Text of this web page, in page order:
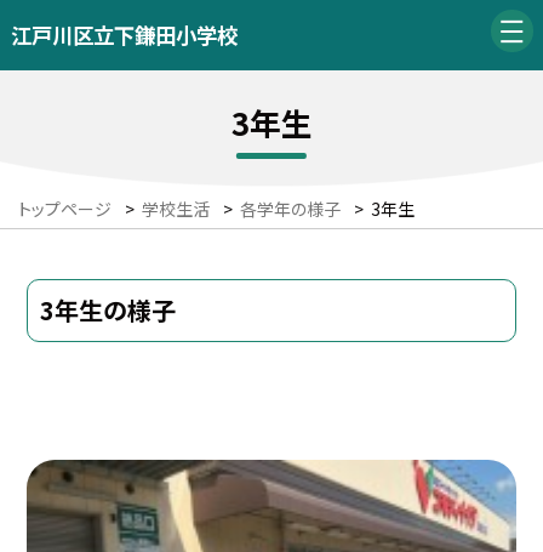
江戸川区立下鎌田小学校
3年生
トップページ > 学校生活 > 各学年の様子 > 3年生
3年生の様子